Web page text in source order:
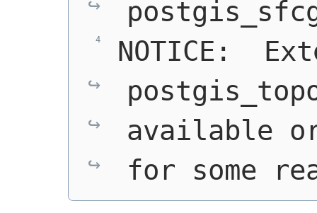
NOTICE:
available
for some